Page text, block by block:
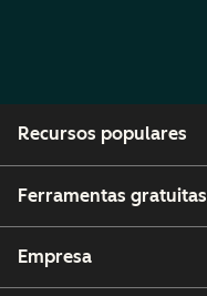
Recursos populares
Ferramentas gratuitas
Empresa